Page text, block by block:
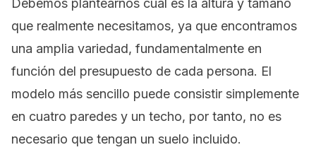
Debemos plantearnos cuál es la altura y tamaño
que realmente necesitamos, ya que encontramos
una amplia variedad, fundamentalmente en
función del presupuesto de cada persona. El
modelo más sencillo puede consistir simplemente
en cuatro paredes y un techo, por tanto, no es
necesario que tengan un suelo incluido.